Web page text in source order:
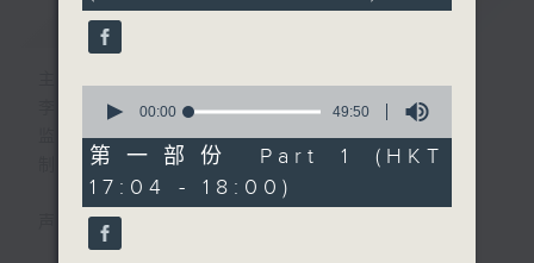
简介 GIST
监制：萧洛汶
制作：香港电台公共事务组
声音更立体 意见更多元
1872311 始终如一
minutes,
6
seconds
seconds
49
minutes,
50
seconds
00:00 49:50
第一部份 Part 1 (HKT
17:04 - 18:00)